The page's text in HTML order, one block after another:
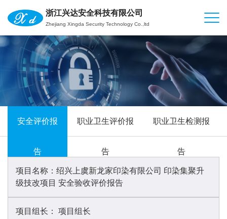
浙江兴达安全科技有限公司
Zhejiang Xingda Security Technology Co.,ltd
安全评价报
告
职业卫生评价报
告
职业卫生检测报
告
项目名称： 绍兴上虞新龙家印染有限公司 印染集聚升
级技改项目 安全验收评价报告
项目组长： 项目组长